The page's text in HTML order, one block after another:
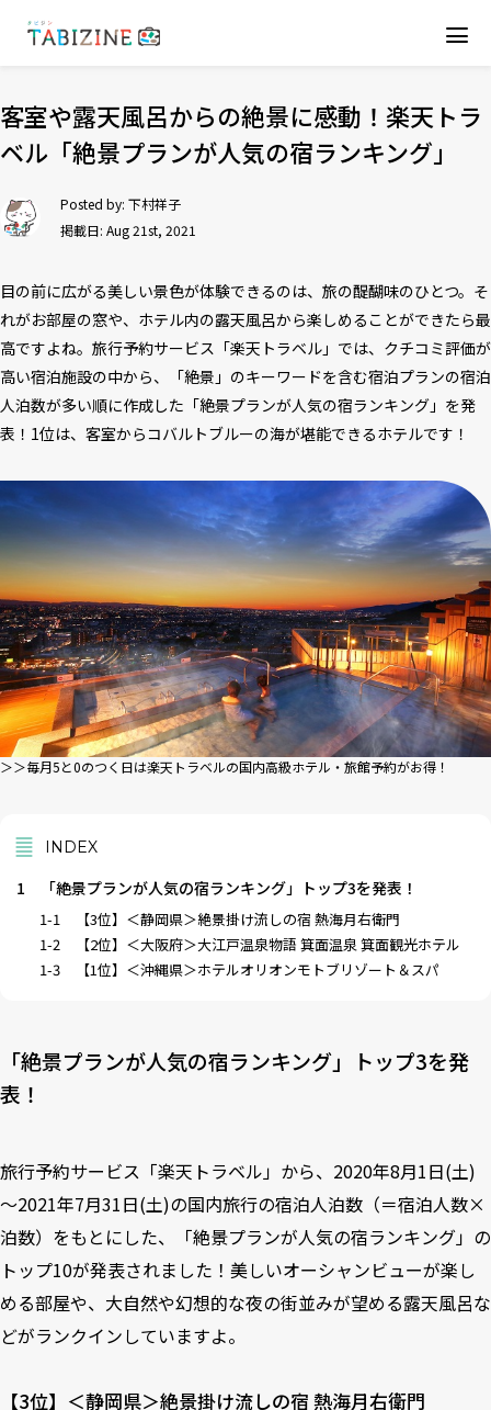
客室や露天風呂からの絶景に感動！楽天トラ
ベル「絶景プランが人気の宿ランキング」
Posted by: 下村祥子
掲載日: Aug 21st, 2021
目の前に広がる美しい景色が体験できるのは、旅の醍醐味のひとつ。そ
れがお部屋の窓や、ホテル内の露天風呂から楽しめることができたら最
高ですよね。旅行予約サービス「楽天トラベル」では、クチコミ評価が
高い宿泊施設の中から、「絶景」のキーワードを含む宿泊プランの宿泊
人泊数が多い順に作成した「絶景プランが人気の宿ランキング」を発
表！1位は、客室からコバルトブルーの海が堪能できるホテルです！
＞＞毎月5と0のつく日は楽天トラベルの国内高級ホテル・旅館予約がお得！
INDEX
1 「絶景プランが人気の宿ランキング」トップ3を発表！
1-1
【3位】＜静岡県＞絶景掛け流しの宿 熱海月右衛門
1-2
【2位】＜大阪府＞大江戸温泉物語 箕面温泉 箕面観光ホテル
1-3
【1位】＜沖縄県＞ホテルオリオンモトブリゾート＆スパ
「絶景プランが人気の宿ランキング」トップ3を発
表！
旅行予約サービス「楽天トラベル」から、2020年8月1日(土)
～2021年7月31日(土)の国内旅行の宿泊人泊数（＝宿泊人数×
泊数）をもとにした、「絶景プランが人気の宿ランキング」の
トップ10が発表されました！美しいオーシャンビューが楽し
める部屋や、大自然や幻想的な夜の街並みが望める露天風呂な
どがランクインしていますよ。
【3位】＜静岡県＞絶景掛け流しの宿 熱海月右衛門